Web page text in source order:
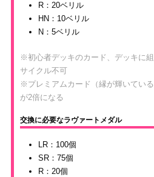
R：20ベリル
HN：10ベリル
N：5ベリル
※初心者デッキのカード、デッキに
サイクル不可
※プレミアムカード（縁が輝いてい
が2倍になる
交換に必要なラヴァートメダル
LR：100個
SR：75個
R：20個